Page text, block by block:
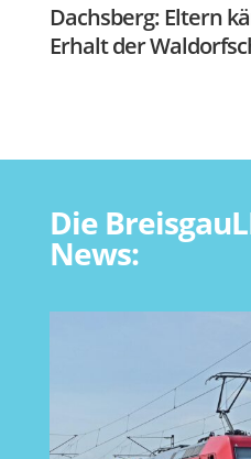
Dachsberg: Eltern
Erhalt der
Die
News: